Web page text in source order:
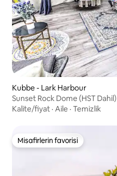
Kubbe - Lark Harbour
Sunset Rock Dome (HST Dahil)
Kalite/fiyat · Aile · Temizlik
Misafirlerin favorisi
Misafirlerin favorisi